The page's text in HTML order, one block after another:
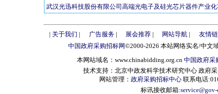
武汉光迅科技股份有限公司高端光电子及硅光芯片器件产业
| 关于我们 | 广告服务| 展会推荐| 网站导航 |
友情
中国政府采购招标网©2000-2026 本站网络实名/中文
本网站域名：www.chinabidding.org.cn 中国政府采
技术支持：北京中政发科学技术研究中心 政府
网站管理： 政府采购招标中心 联系电话
标讯接收邮箱: